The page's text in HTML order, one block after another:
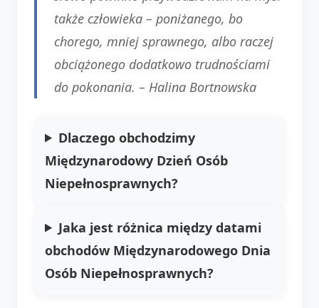
także człowieka – poniżanego, bo
chorego, mniej sprawnego, albo raczej
obciążonego dodatkowo trudnościami
do pokonania. – Halina Bortnowska
Dlaczego obchodzimy
Międzynarodowy Dzień Osób
Niepełnosprawnych?
Jaka jest różnica między datami
obchodów Międzynarodowego Dnia
Osób Niepełnosprawnych?